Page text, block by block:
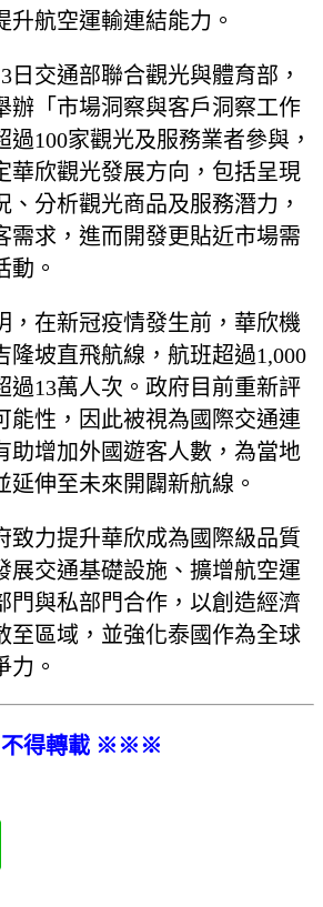
升航空運輸連結能力。
日交通部聯合觀光與體育部，
辦「市場洞察與客戶洞察工作
100家觀光及服務業者參與，
華欣觀光發展方向，包括呈現
、分析觀光商品及服務潛力，
需求，進而開發更貼近市場需
動。
，在新冠疫情發生前，華欣機
隆坡直飛航線，航班超過1,000
過13萬人次。政府目前重新評
能性，因此被視為國際交通連
助增加外國遊客人數，為當地
延伸至未來開闢新航線。
致力提升華欣成為國際級品質
展交通基礎設施、擴增航空運
門與私部門合作，以創造經濟
至區域，並強化泰國作為全球
力。
得轉載 ※※※